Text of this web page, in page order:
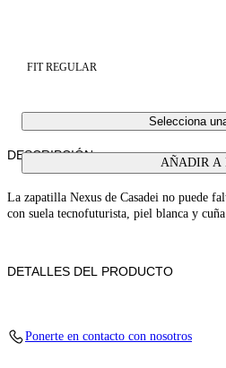
FIT REGULAR
Selecciona
AÑADIR A
DESCRIPCIÓN
La zapatilla Nexus de Casadei no puede
con suela tecnofuturista, piel blanca y
DETALLES DEL PRODUCTO
Ponerte en contacto con nosotros